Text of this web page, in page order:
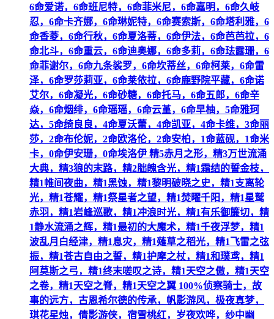
6命爱诺，6命班尼特，6命菲米尼，6命嘉明，6命久岐
忍，6命卡齐娜，6命琳妮特，6命赛索斯，6命塔利雅，6
命香菱，6命行秋，6命夏洛蒂，6命伊法，6命芭芭拉，6
命北斗，6命重云，6命迪奥娜，6命多莉，6命珐露珊，6
命菲谢尔，6命九条裟罗，6命坎蒂丝，6命柯莱，6命雷
泽，6命罗莎莉亚，6命莱依拉，6命鹿野院平藏，6命诺
艾尔，6命凝光，6命砂糖，6命托马，6命五郎，6命辛
焱，6命烟绯，6命瑶瑶，6命云堇，6命早柚，5命雅珂
达，5命绮良良，4命夏沃蕾，4命凯亚，4命卡维，3命丽
莎，2命布伦妮，2命欧洛伦，2命安柏，1命蓝砚，1命米
卡，0命伊安珊，0命埃洛伊 精5赤月之形，精3万世流涌
大典，精3狼的末路，精2朏魄含光，精1霜结的誓金枝，
精1帷间夜曲，精1黑蚀，精1黎明破晓之史，精1支离轮
光，精1苍耀，精1祭星者之望，精1焚曜千阳，精1星鹫
赤羽，精1岩峰巡歌，精1冲浪时光，精1有乐御簾切，精
1静水流涌之辉，精1最初的大魔术，精1千夜浮梦，精1
波乱月白经津，精1息灾，精1薙草之稻光，精1飞雷之弦
振，精1苍古自由之誓，精1护摩之杖，精1和璞鸢，精1
阿莫斯之弓，精1终末嗟叹之诗，精1天空之傲，精1天空
之卷，精1天空之脊，精1天空之翼 100%侦察骑士，故
事的远方，古恩希尔德的传承，帆影游风，极夜真梦，
琪花星烛，倩影游侠，宿雪桃红，岁夜欢哗，纱中幽